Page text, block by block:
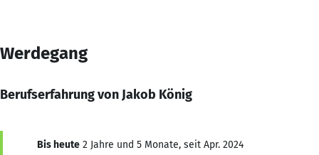
Werdegang
Berufserfahrung von Jakob König
Bis heute 2 Jahre und 5 Monate, seit Apr. 2024